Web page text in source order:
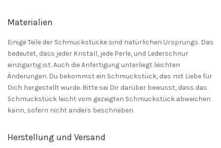
Materialien
Einige Teile der Schmuckstücke sind natürlichen Ursprungs. Das
bedeutet, dass jeder Kristall, jede Perle, und Lederschnur
einzigartig ist. Auch die Anfertigung unterliegt leichten
Änderungen. Du bekommst ein Schmuckstück, das mit Liebe für
Dich hergestellt wurde. Bitte sei Dir darüber bewusst, dass das
Schmuckstück leicht vom gezeigten Schmuckstück abweichen
kann, sofern nicht anders beschrieben.
Herstellung und Versand